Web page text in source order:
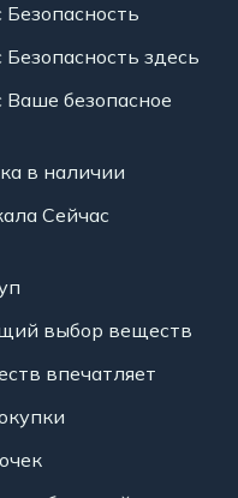
здесь
безопасное
в наличии
Сейчас
выбор веществ
впечатляет